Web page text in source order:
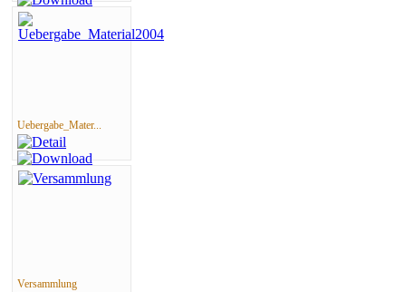
Uebergabe_Mater...
Versammlung